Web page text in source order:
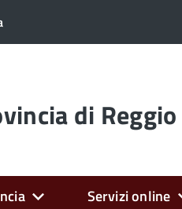
di
Servizi online